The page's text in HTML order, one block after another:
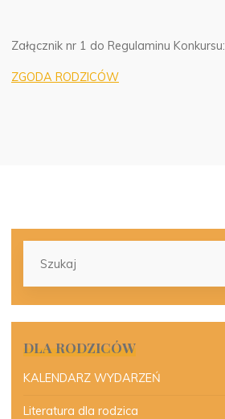
Załącznik nr 1 do Regulaminu Konkursu:
ZGODA RODZICÓW
DLA RODZICÓW
KALENDARZ WYDARZEŃ
Literatura dla rodzica